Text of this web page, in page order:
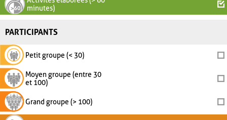
minutes)
PARTICIPANTS
Petit groupe (< 30)
Moyen groupe (entre 30
et 100)
Grand groupe (> 100)